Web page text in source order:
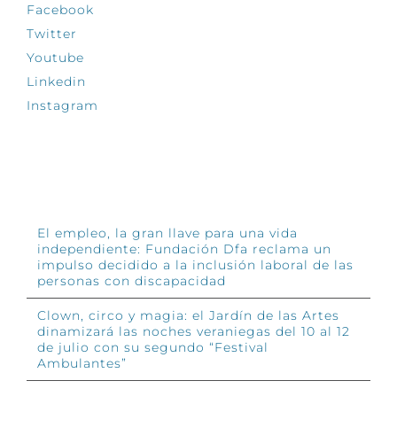
Facebook
Twitter
Youtube
Linkedin
Instagram
El empleo, la gran llave para una vida
independiente: Fundación Dfa reclama un
impulso decidido a la inclusión laboral de las
personas con discapacidad
Clown, circo y magia: el Jardín de las Artes
dinamizará las noches veraniegas del 10 al 12
de julio con su segundo “Festival
Ambulantes”